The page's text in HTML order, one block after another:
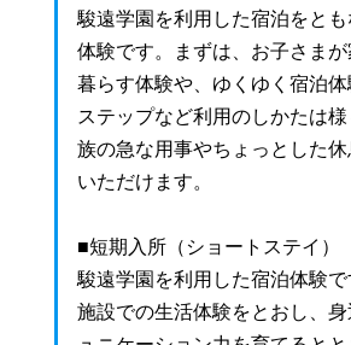
駿遠学園を利用した宿泊をと
体験です。まずは、お子さま
暮らす体験や、ゆくゆく宿泊体
ステップなど利用のしかたは
族の急な用事やちょっとした休
いただけます。
■短期入所（ショートステイ）
駿遠学園を利用した宿泊体験で
施設での生活体験をとおし、身